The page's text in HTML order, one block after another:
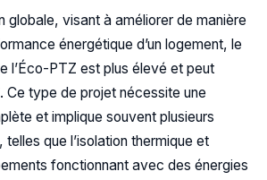
globale, visant à améliorer de manière
énergétique d’un logement, le
l’Éco-PTZ est plus élevé et peut
type de projet nécessite une
et implique souvent plusieurs
que l’isolation thermique et
fonctionnant avec des énergies